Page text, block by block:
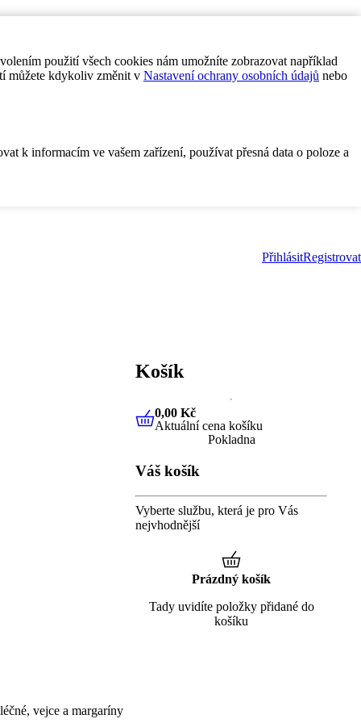
použití všech cookies nám umožníte zobrazovat například
můžete kdykoliv změnit v Nastavení ochrany osobních údajů nebo
k informacím ve vašem zařízení, používat přesná data o poloze a
PřihlásitRegistrovat
vejce a margaríny
Košík
0,00 KčAktuální cena košíku
0,00 Kč
Aktuální cena košíku
Pokladna
Váš košík
Vyberte službu, která je pro Vás
nejvhodnější
Prázdný košík
Tady uvidíte položky přidané do
košíku